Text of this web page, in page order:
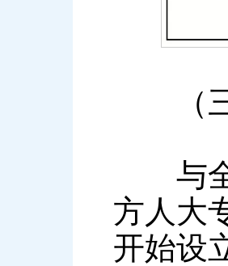
（三
与全
方人大
开始设